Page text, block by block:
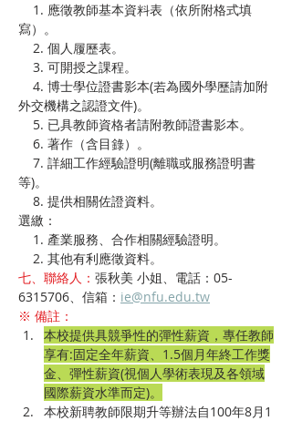
1. 應徵教師基本資料表（依所附格式填
寫）。
2. 個人履歷表。
3. 可開授之課程。
4. 博士學位證書影本(若為國外學歷請加附
外交機構之認證文件)。
5. 已具教師資格者請附教師證書影本。
6. 著作（含目錄）。
7. 詳細工作經驗證明(離職或服務證明書
等)。
8. 提供相關佐證資料。
選繳：
1. 產業服務、合作相關經驗證明。
2. 其他有利應徵資料。
七、聯絡人： 張秋美 小姐、電話：05-
6315706、信箱： ie@nfu.edu.tw
※ 備註：
本校提供具競爭性的彈性薪資，專任教師
享有:固定全年薪資、1.5個月年終工作獎
金、彈性薪資(視個人學術表現及各領域
國際薪資水準而定)。
本校新聘教師限期升等辦法自100年8月1